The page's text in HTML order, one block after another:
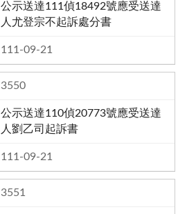
公示送達111偵18492號應受送達
人尤登宗不起訴處分書
111-09-21
3550
公示送達110偵20773號應受送達
人劉乙司起訴書
111-09-21
3551